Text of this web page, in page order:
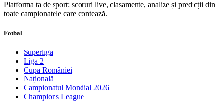
Platforma ta de sport: scoruri live, clasamente, analize și predicții din
toate campionatele care contează.
Fotbal
Superliga
Liga 2
Cupa României
Națională
Campionatul Mondial 2026
Champions League